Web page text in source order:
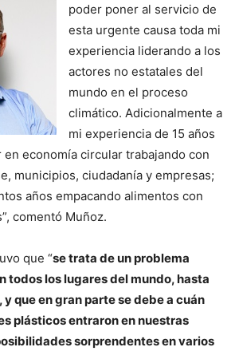
poder poner al servicio de
esta urgente causa toda mi
experiencia liderando a los
actores no estatales del
mundo en el proceso
climático. Adicionalmente a
mi experiencia de 15 años
economía circular trabajando con
municipios, ciudadanía y empresas;
años empacando alimentos con
comentó Muñoz.
que “se trata de un problema
todos los lugares del mundo, hasta
que en gran parte se debe a cuán
plásticos entraron en nuestras
sorprendentes en varios